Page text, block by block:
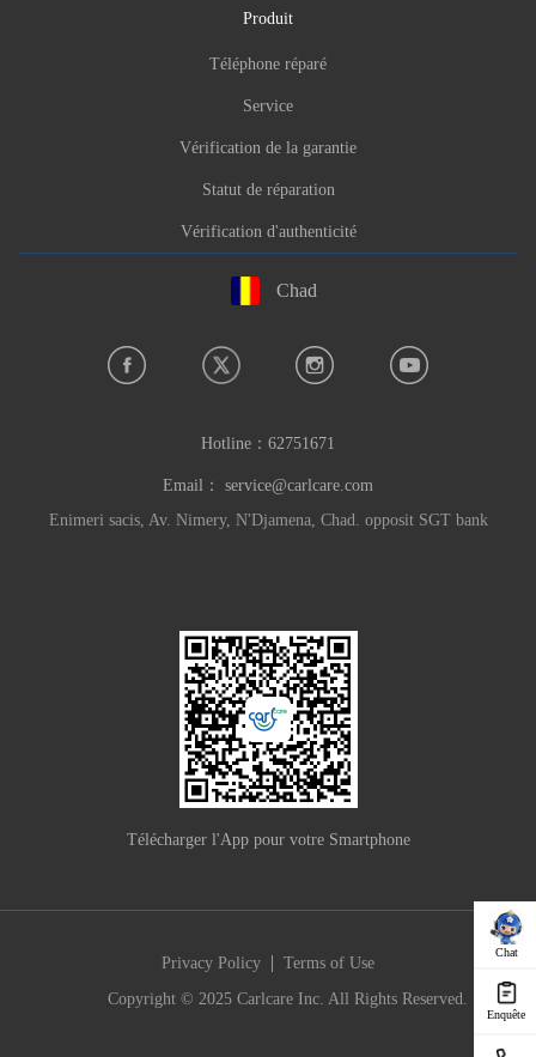
Heures:Heures de la semaine
Marque du service: Infinix,TECNO,itel
Informations sur l'erreur signalée
Chat
Enquête
Produit
Téléphone réparé
Service
Vérification de la garantie
Statut de réparation
Vérification d'authenticité
Chad
Hotline： 62751671
Email： service@carlcare.com
Enimeri sacis, Av. Nimery, N'Djamena, Chad. opposit SGT bank
Télécharger l'App pour votre Smartphone
Privacy Policy | Terms of Use
Copyright © 2025 Carlcare Inc. All Rights Reserved.